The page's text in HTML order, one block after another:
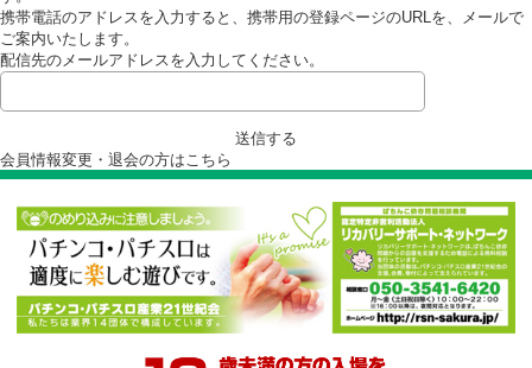
す。
携帯電話のアドレスを入力すると、携帯用の登録ページのURLを、メー
ご案内いたします。
配信先のメールアドレスを入力してください。
会員情報変更・退会の方はこちら